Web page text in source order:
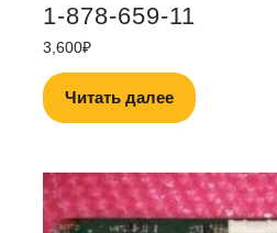
1-878-659-11
3,600₽
Читать далее